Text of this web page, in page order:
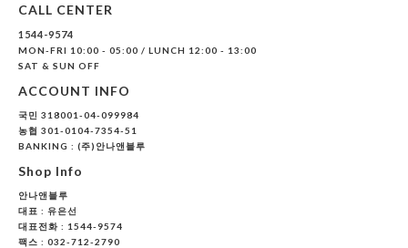
CALL CENTER
1544-9574
MON-FRI 10:00 - 05:00 / LUNCH 12:00 - 13:00
SAT & SUN OFF
ACCOUNT INFO
국민 318001-04-099984
농협 301-0104-7354-51
BANKING : (주)안나앤블루
Shop Info
안나앤블루
대표 : 유은선
대표전화 : 1544-9574
팩스 : 032-712-2790